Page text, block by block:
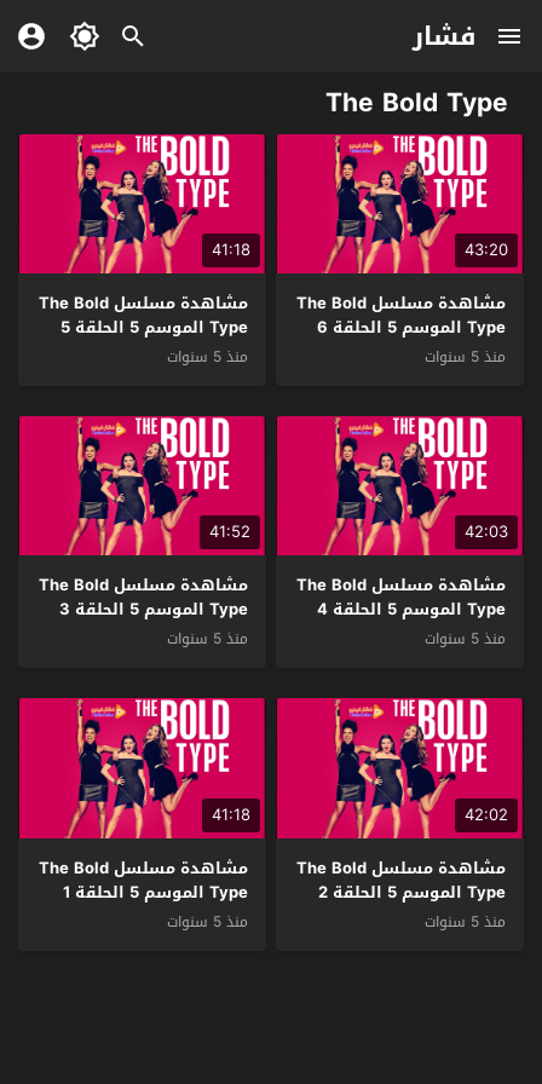
فشار
The Bold Type
43:20
مشاهدة مسلسل The Bold
Type الموسم 5 الحلقة 6
مترجم
منذ 5 سنوات
41:18
مشاهدة مسلسل The Bold
Type الموسم 5 الحلقة 5
مترجم
منذ 5 سنوات
42:03
مشاهدة مسلسل The Bold
Type الموسم 5 الحلقة 4
مترجم
منذ 5 سنوات
41:52
مشاهدة مسلسل The Bold
Type الموسم 5 الحلقة 3
مترجم
منذ 5 سنوات
42:02
مشاهدة مسلسل The Bold
Type الموسم 5 الحلقة 2
مترجم
منذ 5 سنوات
41:18
مشاهدة مسلسل The Bold
Type الموسم 5 الحلقة 1
مترجم
منذ 5 سنوات